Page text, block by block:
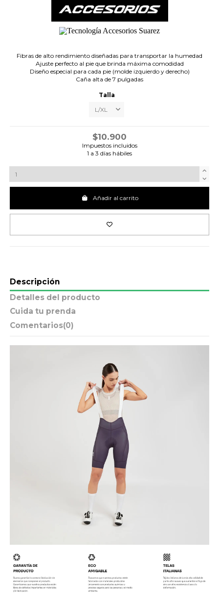
Fibras de alto rendimiento diseñadas para transportar la humedad
Ajuste perfecto al pie que brinda máxima comodidad
Diseño especial para cada pie (molde izquierdo y derecho)
Caña alta de 7 pulgadas
Talla
$10.900
Impuestos incluidos
1 a 3 días hábiles
Añadir al carrito
Descripción
Detalles del producto
Cuida tu prenda
Comentarios(0)